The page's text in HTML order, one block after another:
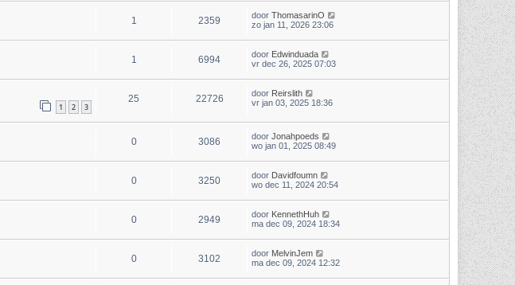
1 2359 door ThomasarinO
zo jan 11, 2026 23:06
1 6994 door Edwinduada
vr dec 26, 2025 07:03
1 2 3
25 22726 door Reirslith
vr jan 03, 2025 18:36
0 3086 door Jonahpoeds
wo jan 01, 2025 08:49
0 3250 door Davidfoumn
wo dec 11, 2024 20:54
0 2949 door KennethHuh
ma dec 09, 2024 18:34
0 3102 door MelvinJem
ma dec 09, 2024 12:32